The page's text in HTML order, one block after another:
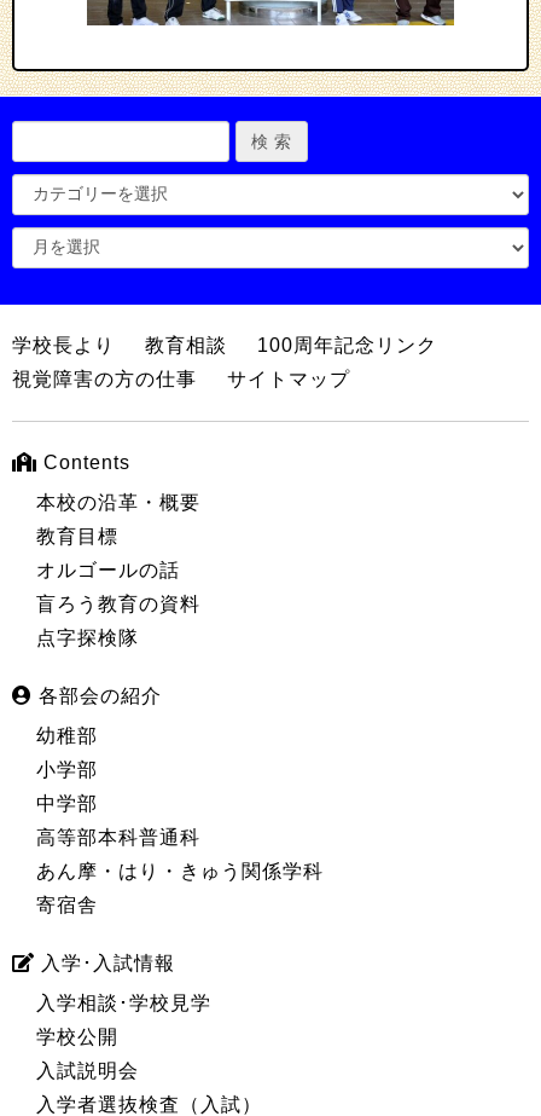
学校長より 教育相談
100周年記念リンク
視覚障害の方の仕事
サイトマップ
Contents
本校の沿革・概要
教育目標
オルゴールの話
盲ろう教育の資料
点字探検隊
各部会の紹介
幼稚部
小学部
中学部
高等部本科普通科
あん摩・はり・きゅう関係学科
寄宿舎
入学･入試情報
入学相談･学校見学
学校公開
入試説明会
入学者選抜検査（入試）